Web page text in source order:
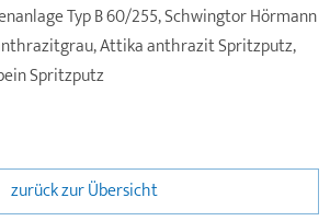
Typ B 60/255, Schwingtor Hörmann
Attika anthrazit Spritzputz,
Spritzputz
zurück zur Übersicht